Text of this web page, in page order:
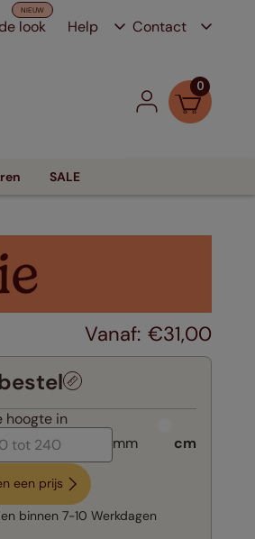
look Help Contact
0
SALE
€31,00
hoogte in
mm
cm
een prijs
binnen 7-10 Werkdagen